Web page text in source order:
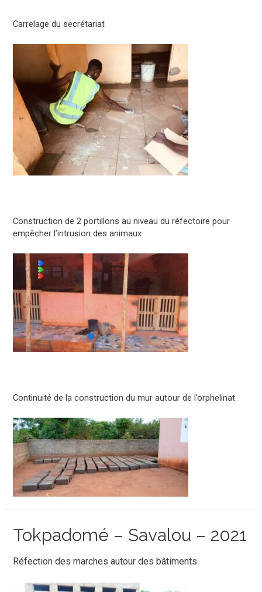
Carrelage du secrétariat
Construction de 2 portillons au niveau du réfectoire pour
empêcher l’intrusion des animaux
Continuité de la construction du mur autour de l’orphelinat
Tokpadomé – Savalou – 2021
Réfection des marches autour des bâtiments